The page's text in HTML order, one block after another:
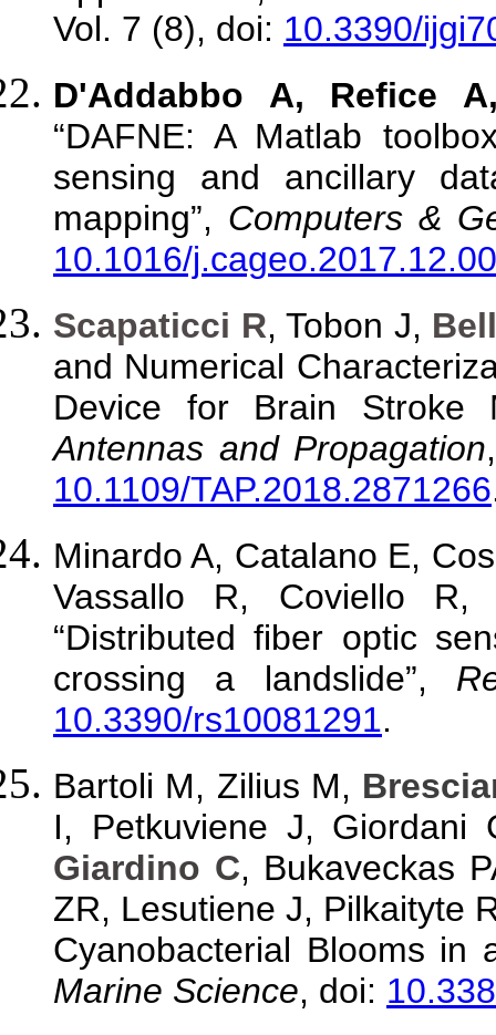
Vol. 7 (8), doi: 10.3390/
D'Addabbo A, Refice
“DAFNE: A Matlab
sensing and ancillary
mapping”, Computers &
10.1016/
Scapaticci R, Tobon J,
and Numerical
Device for Brain Stroke
Antennas and Propagation
10.1109/TAP.2018.2871266
Minardo A, Catalano E,
Vassallo R, Coviello
“Distributed fiber optic
crossing a landslide”,
10.3390/rs10081291.
Bartoli M, Zilius M,
I, Petkuviene J, Giordani
Giardino C, Bukaveckas
ZR, Lesutiene J, Pilkaityte
Cyanobacterial Blooms in
Marine Science, doi: